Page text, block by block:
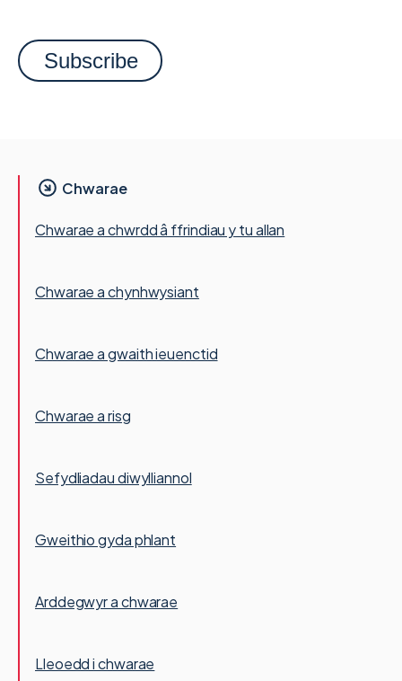
Chwarae
Chwarae a chwrdd â ffrindiau y tu allan
Chwarae a chynhwysiant
Chwarae a gwaith ieuenctid
Chwarae a risg
Sefydliadau diwylliannol
Gweithio gyda phlant
Arddegwyr a chwarae
Lleoedd i chwarae